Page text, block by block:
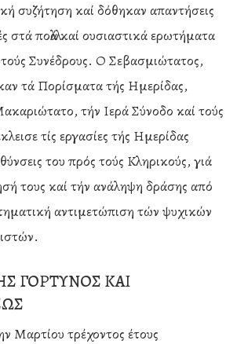
συζήτηση καί δόθηκαν απαντήσεις
στά πολλά καί ουσιαστικά ερωτήματα
Συνέδρους. Ο Σεβασμιώτατος,
τά Πορίσματα τής Ημερίδας,
τήν Ιερά Σύνοδο καί τούς
τίς εργασίες τής Ημερίδας
του πρός τούς Κληρικούς, γιά
τους καί τήν ανάληψη δράσης από
αντιμετώπιση τών ψυχικών
ΓΟΡΤΥΝΟΣ ΚΑΙ
Μαρτίου τρέχοντος έτους